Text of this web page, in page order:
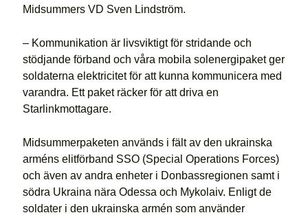
Midsummers VD Sven Lindström.
– Kommunikation är livsviktigt för stridande och
stödjande förband och våra mobila solenergipaket ger
soldaterna elektricitet för att kunna kommunicera med
varandra. Ett paket räcker för att driva en
Starlinkmottagare.
Midsummerpaketen används i fält av den ukrainska
arméns elitförband SSO (Special Operations Forces)
och även av andra enheter i Donbassregionen samt i
södra Ukraina nära Odessa och Mykolaiv. Enligt de
soldater i den ukrainska armén som använder